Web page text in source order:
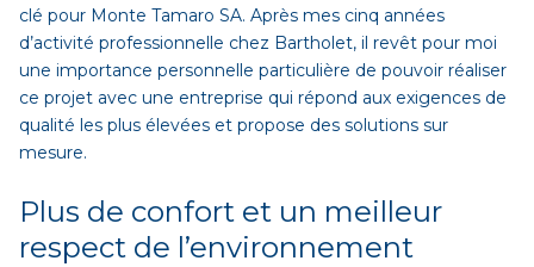
clé pour Monte Tamaro SA. Après mes cinq années
d’activité professionnelle chez Bartholet, il revêt pour moi
une importance personnelle particulière de pouvoir réaliser
ce projet avec une entreprise qui répond aux exigences de
qualité les plus élevées et propose des solutions sur
mesure.
Plus de confort et un meilleur
respect de l’environnement